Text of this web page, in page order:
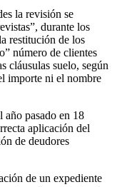
la revisión se
durante los
restitución de los
número de clientes
cláusulas suelo, según
importe ni el nombre
año pasado en 18
aplicación del
de deudores
de un expediente